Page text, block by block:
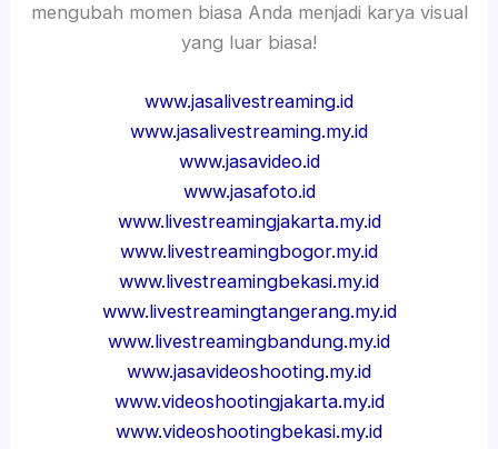
mengubah momen biasa Anda menjadi karya visual
yang luar biasa!
www.jasalivestreaming.id
www.jasalivestreaming.my.id
www.jasavideo.id
www.jasafoto.id
www.livestreamingjakarta.my.id
www.livestreamingbogor.my.id
www.livestreamingbekasi.my.id
www.livestreamingtangerang.my.id
www.livestreamingbandung.my.id
www.jasavideoshooting.my.id
www.videoshootingjakarta.my.id
www.videoshootingbekasi.my.id